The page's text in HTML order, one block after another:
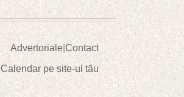
Advertoriale|Contact
Calendar pe site-ul tău